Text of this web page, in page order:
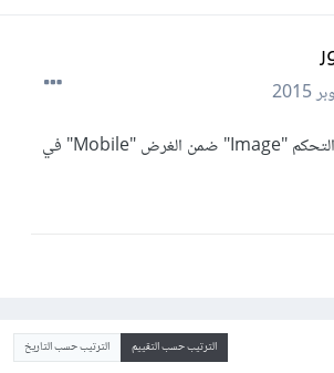
كيف أستخدم عنصر التحكم "Image" ضمن الغرض "Mobile" في
الترتيب حسب التقييم الترتيب حسب التاريخ